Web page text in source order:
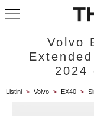
Volvo
2024
Listini > Volvo > EX40 >